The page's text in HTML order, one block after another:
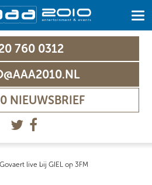
760 0312
NIEUWSBRIEF
live bij GIEL op 3FM